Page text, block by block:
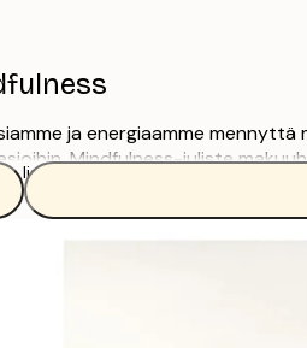
ja energiaamme
Mindfulness-juliste
lisää